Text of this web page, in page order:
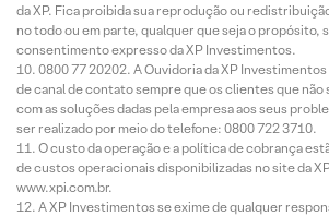
da XP. Fica proibida sua reprodução ou
no todo ou em parte, qualquer que seja o propósito,
consentimento expresso da XP Investimentos.
0800 77 20202. A Ouvidoria da XP
de canal de contato sempre que os clientes que
com as soluções dadas pela empresa aos seus
ser realizado por meio do telefone: 0800 722 3710.
O custo da operação e a política de cobrança
de custos operacionais disponibilizadas no site da
www.xpi.com.br.
A XP Investimentos se exime de qualquer